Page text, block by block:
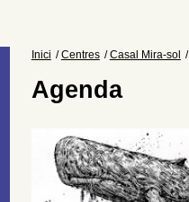
Inici Centres Casal Mira-sol
Agenda